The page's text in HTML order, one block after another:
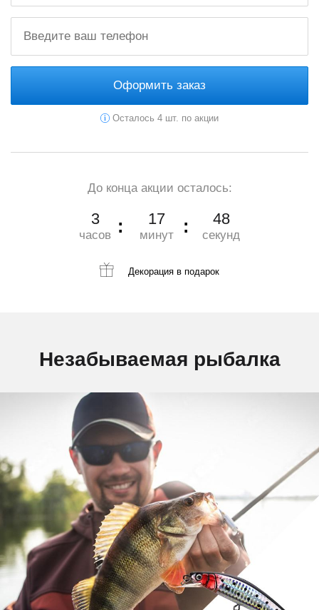
Оформить заказ
Осталось 4 шт. по акции
До конца акции осталось:
3
часов
17
минут
47
секунд
Декорация в подарок
Незабываемая рыбалка